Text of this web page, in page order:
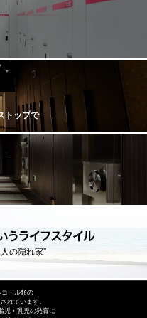
トップで
の隠れ家”
ール類の
れています。
児・乳児の発育に